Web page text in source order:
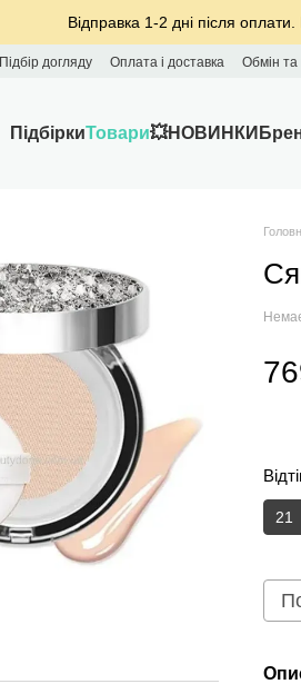
Відправка 1-2 дні після
Підбір догляду Оплата і доставка Обмін
ПідбіркиТовари💥НОВИНКИ
21